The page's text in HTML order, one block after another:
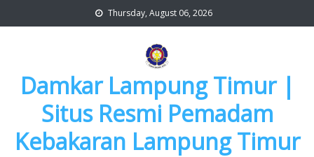
to
Thursday, August 06, 2026
Damkar Lampung Timur |
Situs Resmi Pemadam
Kebakaran Lampung Timur